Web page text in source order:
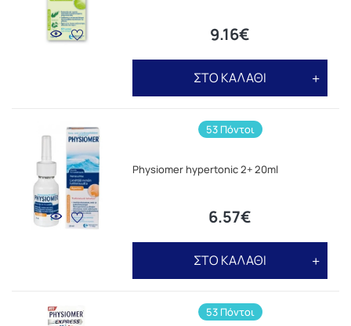
9.16€
ΣΤΟ ΚΑΛΑΘΙ
53 Πόντοι
Physiomer hypertonic 2+ 20ml
6.57€
ΣΤΟ ΚΑΛΑΘΙ
53 Πόντοι